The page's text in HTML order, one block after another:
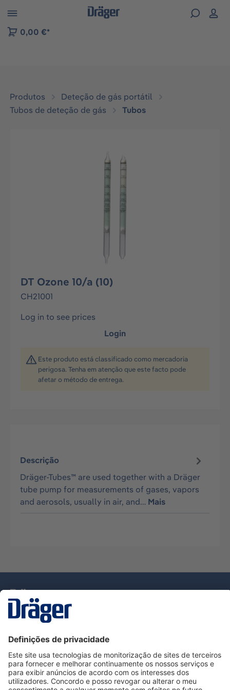
to B2B platform navigation
0,00 €*
Produtos
Deteção de gás portátil
Tubos de deteção de gás
Tubos
Ignorar galeria de imagens
DT Ozone 10/a (10)
CH21001
Log in to see prices
Login
Este produto está classificado como mercadoria
perigosa. Tenha em atenção que este facto pode
afetar o método de entrega.
Descrição
Dräger-Tubes™ are used together with a Dräger
tube pump for measurements of gases, vapors
and aerosols, usually in air, and… Mais
Serviço de Apoio ao Cliente Dräger
Utilização da loja
Informações